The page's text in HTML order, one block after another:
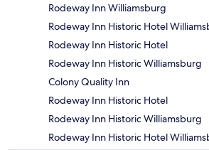
Rodeway Inn Williamsburg
Rodeway Inn Historic Hotel
Rodeway Inn Historic Hotel
Rodeway Inn Historic Williamsburg
Colony Quality Inn
Rodeway Inn Historic Hotel
Rodeway Inn Historic Williamsburg
Rodeway Inn Historic Hotel